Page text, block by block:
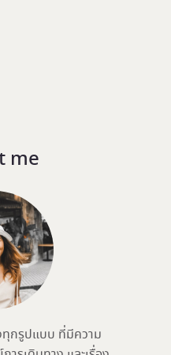
me
ทุกรูปแบบ ที่มีความ